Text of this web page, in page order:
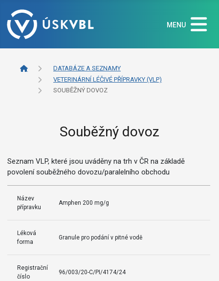
MENU
DATABÁZE A SEZNAMY
VETERINÁRNÍ LÉČIVÉ PŘÍPRAVKY (VLP)
SOUBĚŽNÝ DOVOZ
Souběžný dovoz
Seznam VLP, které jsou uváděny na trh v ČR na základě
povolení souběžného dovozu/paralelního obchodu
Název
přípravku
Amphen 200 mg/g
Léková
forma
Granule pro podání v pitné vodě
Registrační
číslo
96/003/20-C/PI/4174/24